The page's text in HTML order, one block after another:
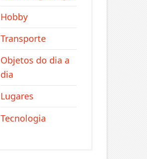
Hobby
Transporte
Objetos do dia a
dia
Lugares
Tecnologia